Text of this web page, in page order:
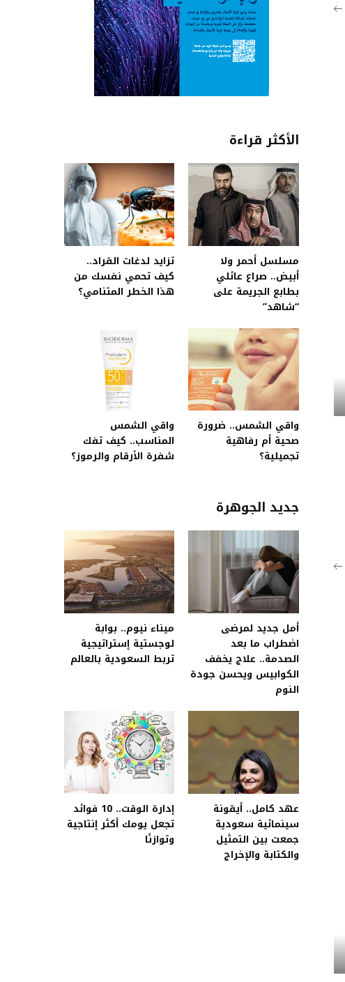
الأكثر قراءة
مسلسل أحمر ولا
أبيض.. صراع عائلي
بطابع الجريمة على
“شاهد”
تزايد لدغات القراد..
كيف تحمي نفسك من
هذا الخطر المتنامي؟
واقي الشمس.. ضرورة
صحية أم رفاهية
تجميلية؟
واقي الشمس
المناسب.. كيف تفك
شفرة الأرقام والرموز؟
جديد الجوهرة
أمل جديد لمرضى
اضطراب ما بعد
الصدمة.. علاج يخفف
الكوابيس ويحسن جودة
النوم
ميناء نيوم.. بوابة
لوجستية إستراتيجية
تربط السعودية بالعالم
عهد كامل.. أيقونة
سينمائية سعودية
جمعت بين التمثيل
والكتابة والإخراج
إدارة الوقت.. 10 فوائد
تجعل يومك أكثر إنتاجية
وتوازنًا